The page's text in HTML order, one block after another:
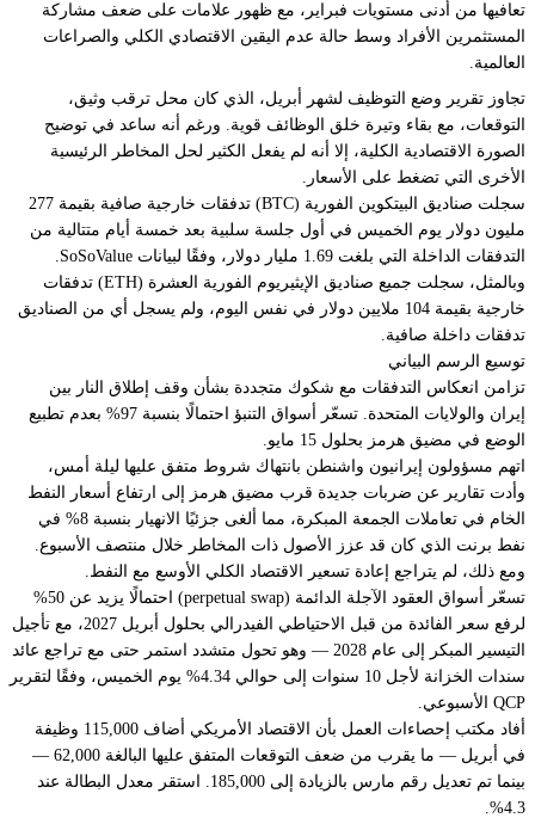
تعافيها من أدنى مستويات فبراير، مع ظهور علامات على ضعف مشاركة
المستثمرين الأفراد وسط حالة عدم اليقين الاقتصادي الكلي والصراعات
العالمية.
تجاوز تقرير وضع التوظيف لشهر أبريل، الذي كان محل ترقب وثيق،
التوقعات، مع بقاء وتيرة خلق الوظائف قوية. ورغم أنه ساعد في توضيح
الصورة الاقتصادية الكلية، إلا أنه لم يفعل الكثير لحل المخاطر الرئيسية
الأخرى التي تضغط على الأسعار.
سجلت صناديق البيتكوين الفورية (BTC) تدفقات خارجية صافية بقيمة 277
مليون دولار يوم الخميس في أول جلسة سلبية بعد خمسة أيام متتالية من
التدفقات الداخلة التي بلغت 1.69 مليار دولار، وفقًا لبيانات SoSoValue.
وبالمثل، سجلت جميع صناديق الإيثيريوم الفورية العشرة (ETH) تدفقات
خارجية بقيمة 104 ملايين دولار في نفس اليوم، ولم يسجل أي من الصناديق
تدفقات داخلة صافية.
توسيع الرسم البياني
تزامن انعكاس التدفقات مع شكوك متجددة بشأن وقف إطلاق النار بين
إيران والولايات المتحدة. تسعّر أسواق التنبؤ احتمالًا بنسبة 97% بعدم تطبيع
الوضع في مضيق هرمز بحلول 15 مايو.
اتهم مسؤولون إيرانيون واشنطن بانتهاك شروط متفق عليها ليلة أمس،
وأدت تقارير عن ضربات جديدة قرب مضيق هرمز إلى ارتفاع أسعار النفط
الخام في تعاملات الجمعة المبكرة، مما ألغى جزئيًا الانهيار بنسبة 8% في
نفط برنت الذي كان قد عزز الأصول ذات المخاطر خلال منتصف الأسبوع.
ومع ذلك، لم يتراجع إعادة تسعير الاقتصاد الكلي الأوسع مع النفط.
تسعّر أسواق العقود الآجلة الدائمة (perpetual swap) احتمالًا يزيد عن 50%
لرفع سعر الفائدة من قبل الاحتياطي الفيدرالي بحلول أبريل 2027، مع تأجيل
التيسير المبكر إلى عام 2028 — وهو تحول متشدد استمر حتى مع تراجع عائد
سندات الخزانة لأجل 10 سنوات إلى حوالي 4.34% يوم الخميس، وفقًا لتقرير
QCP الأسبوعي.
أفاد مكتب إحصاءات العمل بأن الاقتصاد الأمريكي أضاف 115,000 وظيفة
في أبريل — ما يقرب من ضعف التوقعات المتفق عليها البالغة 62,000 —
بينما تم تعديل رقم مارس بالزيادة إلى 185,000. استقر معدل البطالة عند
4.3%.